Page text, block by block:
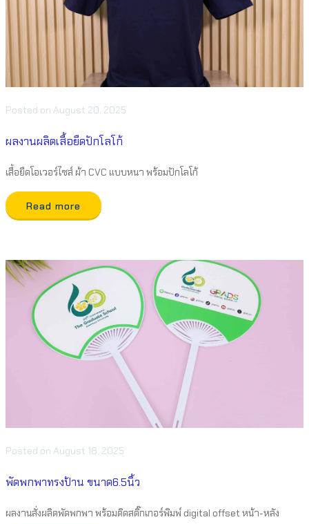
Posted on August 20, 2025
ผลงานผลิตเสื้อยืดปักโลโก้
เสื้อยืดโอเวอร์ไซส์ ผ้า CVC แบบหนา พร้อมปักโลโก้
Read more
Posted on August 18, 2025
พัดพกพาทรงป้าน ขนาด6.5นิ้ว
ผลงานสั่งผลิตพัดพกพา พร้อมติดสติ๊กเกอร์พิมพ์ digital offset หน้า-หลัง